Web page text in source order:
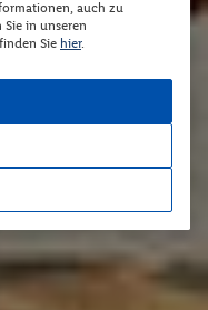
auch zu
in unseren
Sie hier.